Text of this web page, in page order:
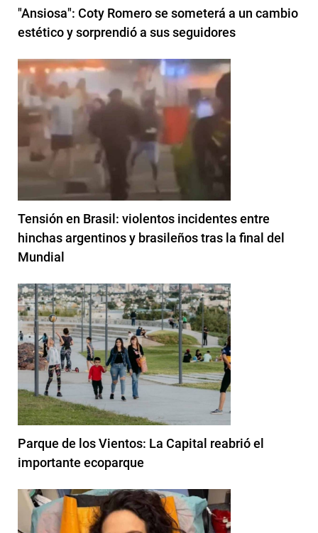
"Ansiosa": Coty Romero se someterá a un cambio
estético y sorprendió a sus seguidores
Tensión en Brasil: violentos incidentes entre
hinchas argentinos y brasileños tras la final del
Mundial
Parque de los Vientos: La Capital reabrió el
importante ecoparque